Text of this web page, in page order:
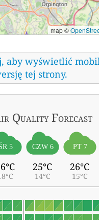
map ©
aby wyświetlić
tej strony.
QualityForecast
5 CZW 6
25°C
14°C
PT 7
26°C
15°C